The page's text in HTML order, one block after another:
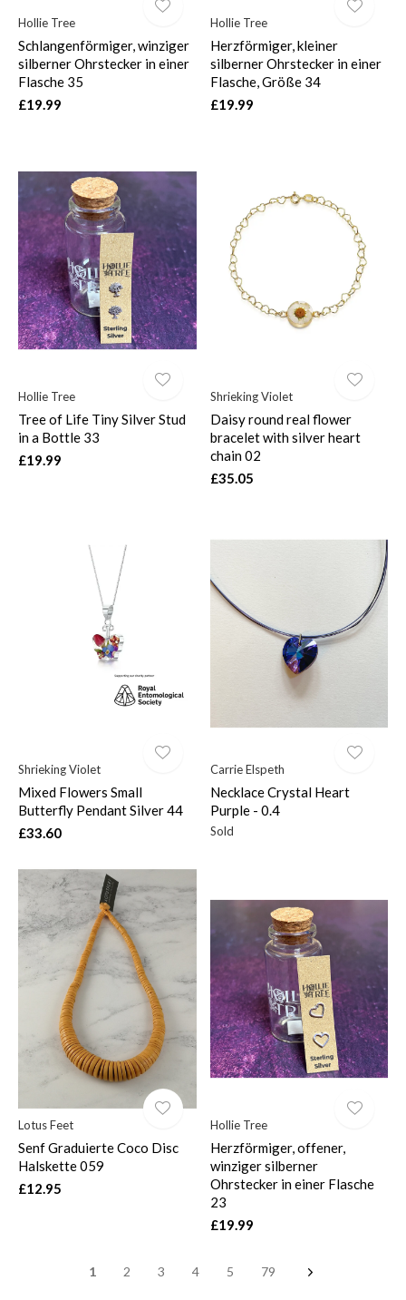
Hollie Tree
Schlangenförmiger, winziger
silberner Ohrstecker in einer
Flasche 35
£19.99
Hollie Tree
Herzförmiger, kleiner
silberner Ohrstecker in einer
Flasche, Größe 34
£19.99
Hollie Tree
Tree of Life Tiny Silver Stud
in a Bottle 33
£19.99
Shrieking Violet
Daisy round real flower
bracelet with silver heart
chain 02
£35.05
Shrieking Violet
Mixed Flowers Small
Butterfly Pendant Silver 44
£33.60
Carrie Elspeth
Necklace Crystal Heart
Purple - 0.4
Sold
Lotus Feet
Senf Graduierte Coco Disc
Halskette 059
£12.95
Hollie Tree
Herzförmiger, offener,
winziger silberner
Ohrstecker in einer Flasche
23
£19.99
1 2 3 4 5 79